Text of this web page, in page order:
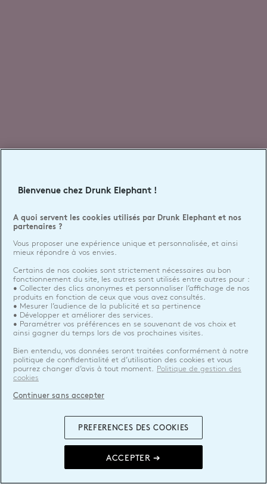
Bienvenue chez Drunk Elephant !
A quoi servent les cookies utilisés par Drunk Elephant et nos
partenaires ?
Vous proposer une expérience unique et personnalisée, et ainsi
mieux répondre à vos envies.
Certains de nos cookies sont strictement nécessaires au bon
fonctionnement du site, les autres sont utilisés entre autres pour :
• Collecter des clics anonymes et personnaliser l’affichage de nos
produits en fonction de ceux que vous avez consultés.
• Mesurer l’audience de la publicité et sa pertinence
• Développer et améliorer des services.
• Paramétrer vos préférences en se souvenant de vos choix et
ainsi gagner du temps lors de vos prochaines visites.
Bien entendu, vos données seront traitées conformément à notre
politique de confidentialité et d’utilisation des cookies et vous
pourrez changer d’avis à tout moment.
Politique de gestion des
cookies
ACCEPTER ➔
PREFERENCES DES COOKIES
Continuer sans accepter